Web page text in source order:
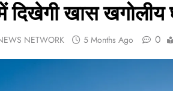
दिखेगी खास खगोलीय
NETWORK 5 Months Ago 0